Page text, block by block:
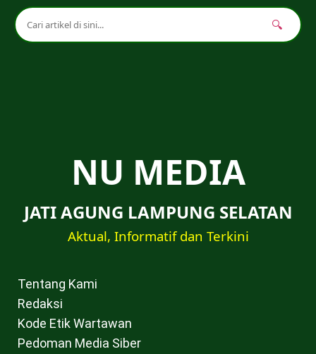
🔍
NU MEDIA
JATI AGUNG LAMPUNG SELATAN
Aktual, Informatif dan Terkini
Tentang Kami
Redaksi
Kode Etik Wartawan
Pedoman Media Siber